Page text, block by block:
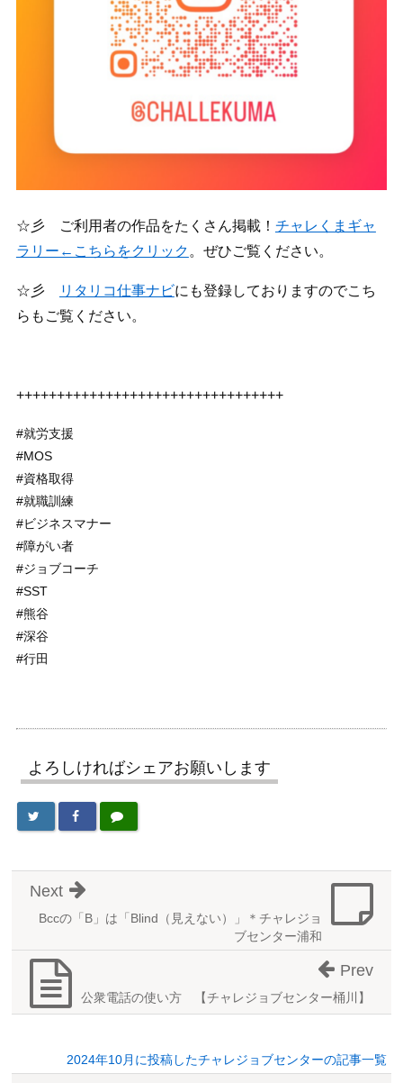
☆彡 ご利用者の作品をたくさん掲載！ チャレくまギャ
ラリー←こちらをクリック 。ぜひご覧ください。
☆彡 リタリコ仕事ナビにも登録しておりますのでこち
らもご覧ください。
+++++++++++++++++++++++++++++++++
#就労支援
#MOS
#資格取得
#就職訓練
#ビジネスマナー
#障がい者
#ジョブコーチ
#SST
#熊谷
#深谷
#行田
よろしければシェアお願いします
Bccの「B」は「Blind（見えない）」＊チャレジョ
ブセンター浦和
Next
公衆電話の使い方 【チャレジョブセンター桶川】
Prev
2024年10月に投稿したチャレジョブセンターの記事一覧